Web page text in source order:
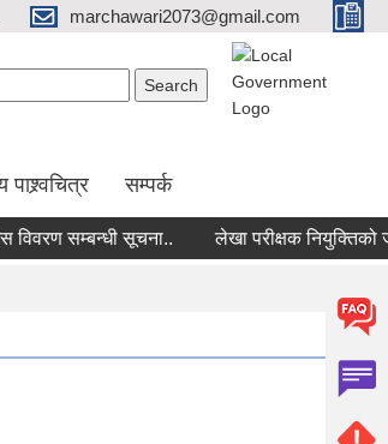
marchawari2073@gmail.com
पाश्र्वचित्र सम्पर्क
सम्बन्धी सूचना.. लेखा परीक्षक नियुक्तिको